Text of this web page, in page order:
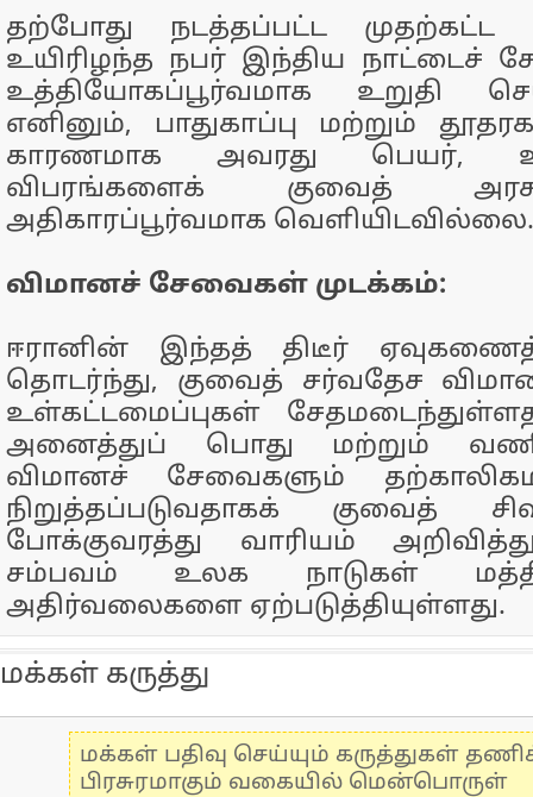
தற்போது நடத்தப்பட்ட முதற்கட்ட
உயிரிழந்த நபர் இந்திய நாட்டைச்
உத்தியோகப்பூர்வமாக உறுதி
எனினும், பாதுகாப்பு மற்றும்
காரணமாக அவரது பெயர்,
விபரங்களைக் குவைத்
அதிகாரப்பூர்வமாக வெளியிடவில்லை.
விமானச் சேவைகள் முடக்கம்:
ஈரானின் இந்தத் திடீர்
தொடர்ந்து, குவைத் சர்வதேச
உள்கட்டமைப்புகள்
அனைத்துப் பொது மற்றும்
விமானச் சேவைகளும்
நிறுத்தப்படுவதாகக் குவைத்
போக்குவரத்து வாரியம்
சம்பவம் உலக நாடுகள்
அதிர்வலைகளை ஏற்படுத்தியுள்ளது.
மக்கள் கருத்து
மக்கள் பதிவு செய்யும் கருத்துகள்
பிரசுரமாகும் வகையில் மென்பொருள்